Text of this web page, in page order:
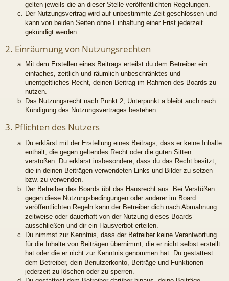
gelten jeweils die an dieser Stelle veröffentlichten Regelungen.
Der Nutzungsvertrag wird auf unbestimmte Zeit geschlossen und
kann von beiden Seiten ohne Einhaltung einer Frist jederzeit
gekündigt werden.
2. Einräumung von Nutzungsrechten
Mit dem Erstellen eines Beitrags erteilst du dem Betreiber ein
einfaches, zeitlich und räumlich unbeschränktes und
unentgeltliches Recht, deinen Beitrag im Rahmen des Boards zu
nutzen.
Das Nutzungsrecht nach Punkt 2, Unterpunkt a bleibt auch nach
Kündigung des Nutzungsvertrages bestehen.
3. Pflichten des Nutzers
Du erklärst mit der Erstellung eines Beitrags, dass er keine Inhalte
enthält, die gegen geltendes Recht oder die guten Sitten
verstoßen. Du erklärst insbesondere, dass du das Recht besitzt,
die in deinen Beiträgen verwendeten Links und Bilder zu setzen
bzw. zu verwenden.
Der Betreiber des Boards übt das Hausrecht aus. Bei Verstößen
gegen diese Nutzungsbedingungen oder anderer im Board
veröffentlichten Regeln kann der Betreiber dich nach Abmahnung
zeitweise oder dauerhaft von der Nutzung dieses Boards
ausschließen und dir ein Hausverbot erteilen.
Du nimmst zur Kenntnis, dass der Betreiber keine Verantwortung
für die Inhalte von Beiträgen übernimmt, die er nicht selbst erstellt
hat oder die er nicht zur Kenntnis genommen hat. Du gestattest
dem Betreiber, dein Benutzerkonto, Beiträge und Funktionen
jederzeit zu löschen oder zu sperren.